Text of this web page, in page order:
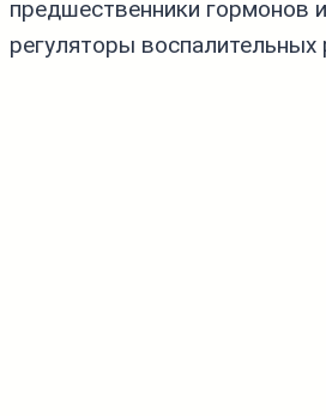
предшественники гормонов
регуляторы воспалительных